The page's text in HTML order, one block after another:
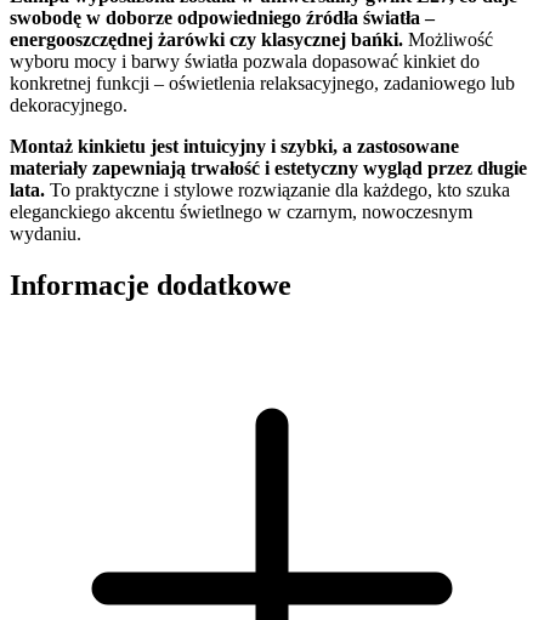
swobodę w doborze odpowiedniego źródła światła –
energooszczędnej żarówki czy klasycznej bańki. Możliwość
wyboru mocy i barwy światła pozwala dopasować kinkiet do
konkretnej funkcji – oświetlenia relaksacyjnego, zadaniowego lub
dekoracyjnego.
Montaż kinkietu jest intuicyjny i szybki, a zastosowane
materiały zapewniają trwałość i estetyczny wygląd przez długie
lata. To praktyczne i stylowe rozwiązanie dla każdego, kto szuka
eleganckiego akcentu świetlnego w czarnym, nowoczesnym
wydaniu.
Informacje dodatkowe